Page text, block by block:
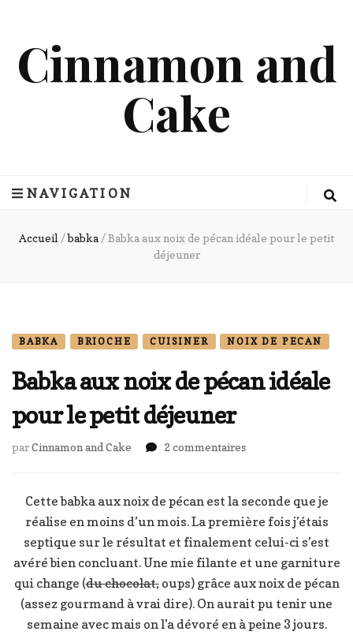
Cinnamon and
Cake
NAVIGATION
Accueil /babka /Babka aux noix de pécan idéale pour le petit
déjeuner
BABKA BRIOCHE CUISINER NOIX DE PECAN
Babka aux noix de pécan idéale
pour le petit déjeuner
parCinnamon and Cake 2 commentairessur
pécan
idéale
pour
le
déjeuner
Cette babka aux noix de pécan est la seconde que je
réalise en moins d’un mois. La première fois j’étais
septique sur le résultat et finalement celui-ci s’est
avéré bien concluant. Une mie filante et une garniture
qui change (du chocolat,oups) grâce aux noix de pécan
(assez gourmand à vrai dire). On aurait pu tenir une
semaine avec mais on l’a dévoré en à peine 3 jours.